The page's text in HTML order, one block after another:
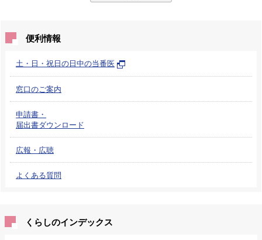
便利情報
土・日・祝日の日中の当番医
窓口のご案内
申請書・
届出書ダウンロード
広報・広聴
よくある質問
くらしのインデックス